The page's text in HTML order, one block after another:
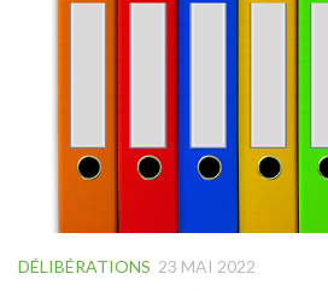
DÉLIBÉRATIONS 23 MAI 2022